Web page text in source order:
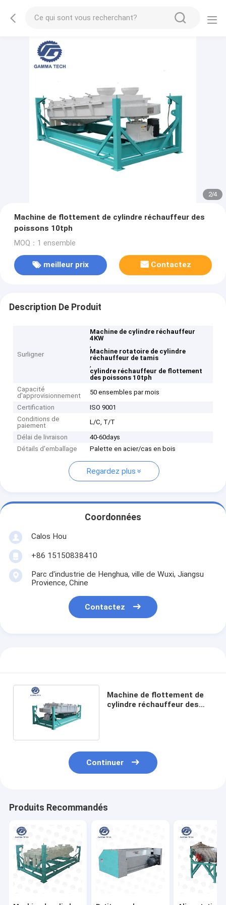
2/4
Machine de flottement de cylindre réchauffeur des
poissons 10tph
MOQ：1 ensemble
meilleur prix Contactez
Description De Produit
Surligner
Machine de cylindre réchauffeur
4KW
,
Machine rotatoire de cylindre
réchauffeur de tamis
,
cylindre réchauffeur de flottement
des poissons 10tph
Capacité
d'approvisionnement
50 ensembles par mois
Certification
ISO 9001
Conditions de
paiement
L/C, T/T
Délai de livraison
40-60days
Détails d'emballage
Palette en acier/cas en bois
Regardez plus
Coordonnées
Calos Hou
+86 15150838410
Parc d'industrie de Henghua, ville de Wuxi, Jiangsu
Provience, Chine
Contactez
Machine de flottement de
cylindre réchauffeur des
Continuer
Produits Recommandés